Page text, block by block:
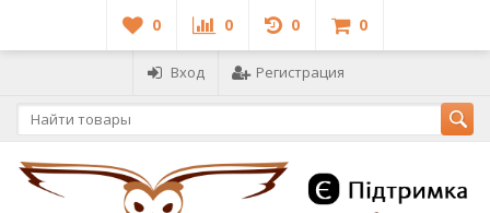
0 0 0 0
Вход Регистрация